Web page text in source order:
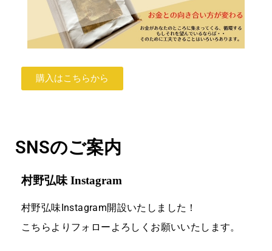
購入はこちらから
SNSのご案内
村野弘味 Instagram
村野弘味Instagram開設いたしました！
こちらよりフォローよろしくお願いいたします。